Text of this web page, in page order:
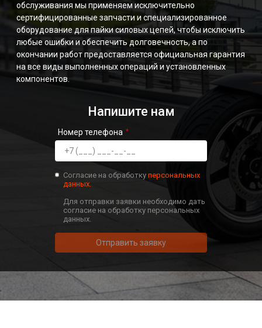
обслуживания мы применяем исключительно
сертифицированные запчасти и специализированное
оборудование для пайки силовых цепей, чтобы исключить
любые ошибки и обеспечить долговечность, а по
окончании работ предоставляется официальная гарантия
на все виды выполненных операций и установленных
компонентов.
Напишите нам
Номер телефона
Согласие на обработку персональных
данных.
Для отправки заявки необходимо дать
согласие на обработку персональных
данных.
Отправить заявку